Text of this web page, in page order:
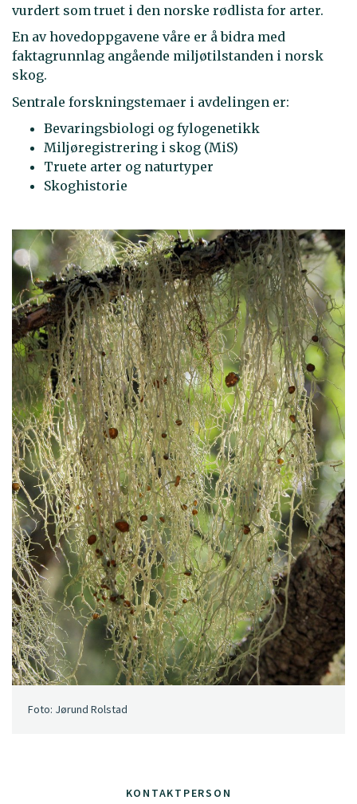
vurdert som truet i den norske rødlista for arter.
En av hovedoppgavene våre er å bidra med
faktagrunnlag angående miljøtilstanden i norsk
skog.
Sentrale forskningstemaer i avdelingen er:
Bevaringsbiologi og fylogenetikk
Miljøregistrering i skog (MiS)
Truete arter og naturtyper
Skoghistorie
Foto: Jørund Rolstad
KONTAKTPERSON